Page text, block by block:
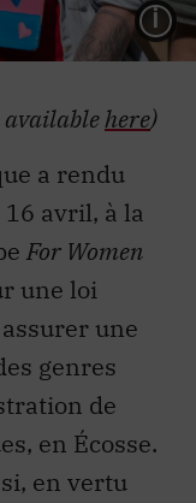
availablehere)
a rendu
16 avril, à la
For Women
une loi
une
genres
de
en Écosse.
en vertu